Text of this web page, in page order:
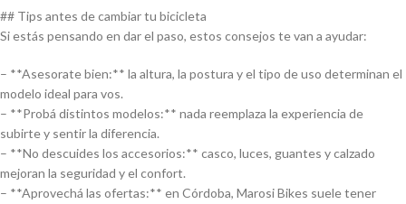
## Tips antes de cambiar tu bicicleta
Si estás pensando en dar el paso, estos consejos te van a ayudar:
– **Asesorate bien:** la altura, la postura y el tipo de uso determinan el
modelo ideal para vos.
– **Probá distintos modelos:** nada reemplaza la experiencia de
subirte y sentir la diferencia.
– **No descuides los accesorios:** casco, luces, guantes y calzado
mejoran la seguridad y el confort.
– **Aprovechá las ofertas:** en Córdoba, Marosi Bikes suele tener